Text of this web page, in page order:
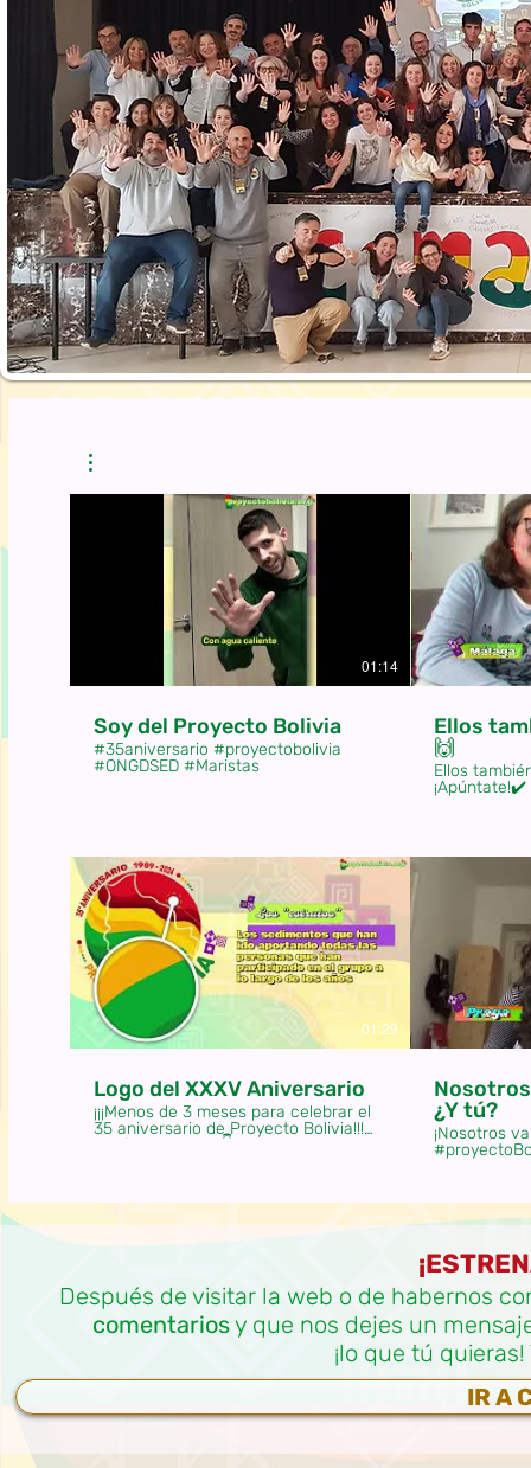
01:14
Soy del Proyecto Bolivia
#35aniversario #proyectobolivia
#ONGDSED #Maristas
Ellos
🙌
Ellos
01:29
Logo del XXXV Aniversario
¡¡¡Menos de 3 meses para celebrar el
35 aniversario de Proyecto Bolivia!!!
Aquí te dejamos 👇 algunas
¿Y tú?
¡Nosotros
Después de visitar la web o de habernos
comentariosy que nos dejes un
¡lo que tú
IR A